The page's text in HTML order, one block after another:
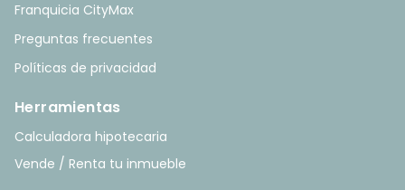
Franquicia CityMax
Preguntas frecuentes
Políticas de privacidad
Herramientas
Calculadora hipotecaria
Vende / Renta tu inmueble